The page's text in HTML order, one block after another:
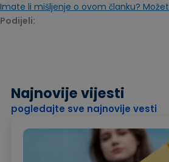
Imate li mišljenje o ovom članku?
Podijeli:
Najnovije vijesti
pogledajte sve najnovije vesti